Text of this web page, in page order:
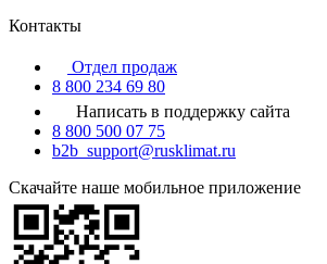
Контакты
Отдел продаж
8 800 234 69 80
Написать в поддержку сайта
8 800 500 07 75
b2b_support@rusklimat.ru
Скачайте наше мобильное приложение